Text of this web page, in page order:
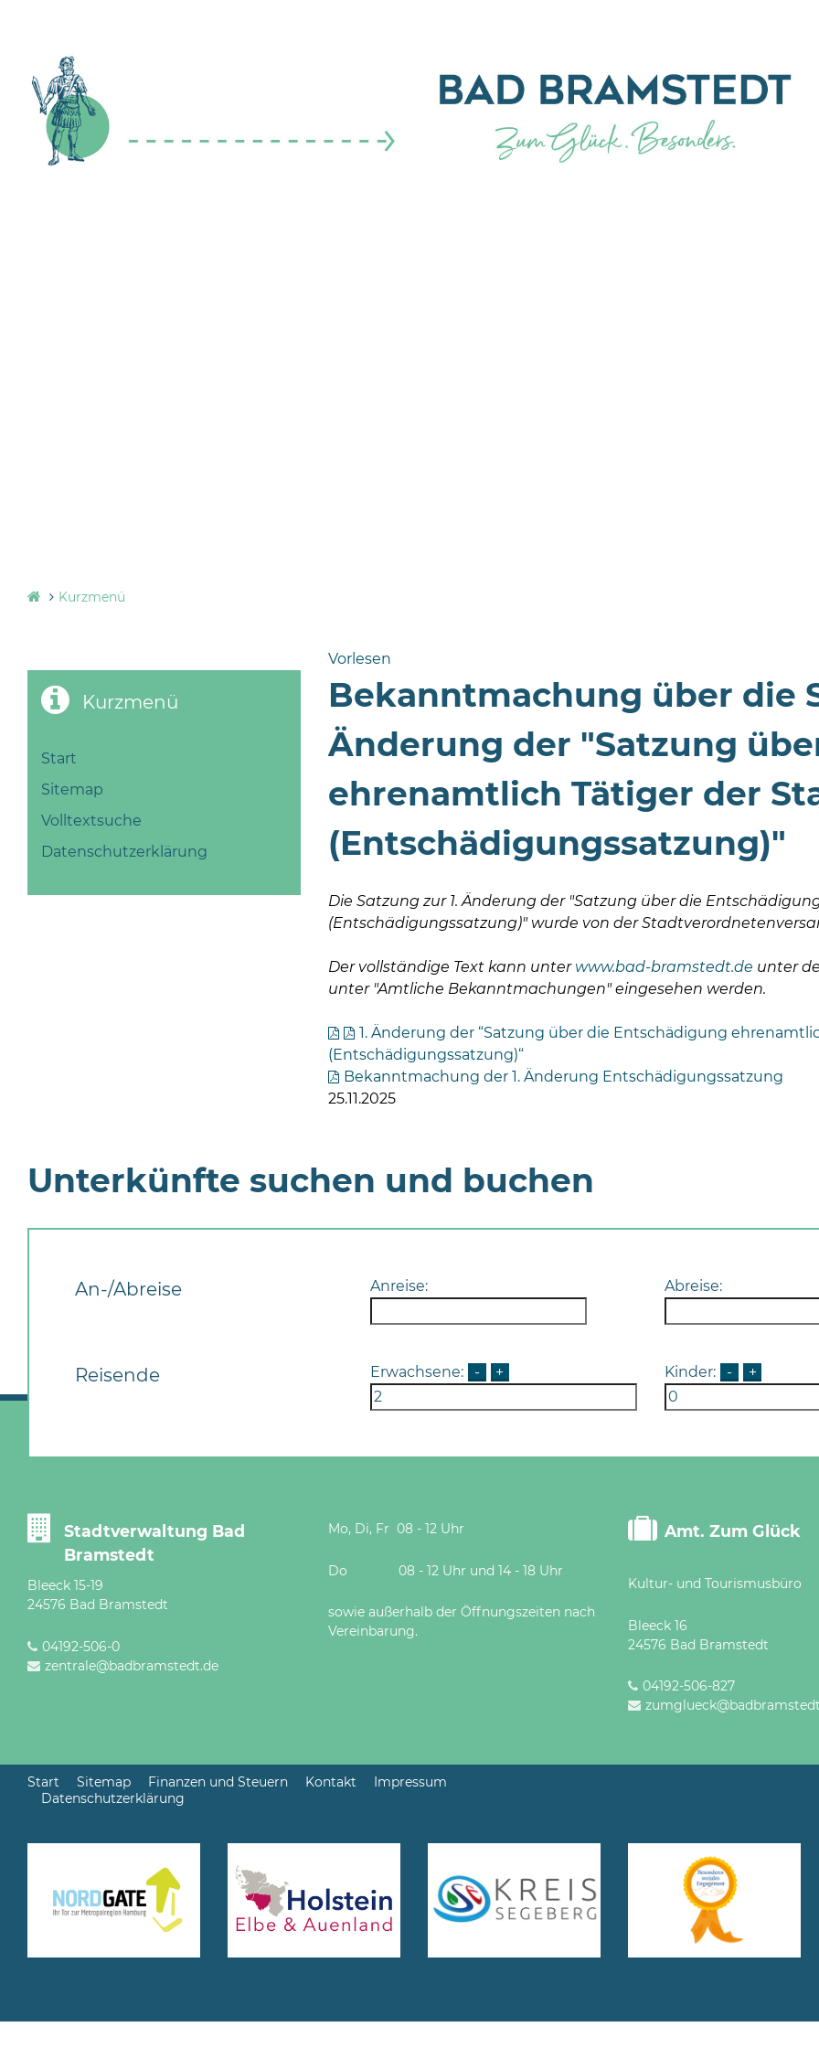
Kurzmenü
Vorlesen
Kurzmenü
Start
Sitemap
Volltextsuche
Datenschutzerklärung
Bekanntmachung über die
Änderung der "Satzung
ehrenamtlich Tätiger der
(Entschädigungssatzung)"
Die Satzung zur 1. Änderung der "Satzung über die
(Entschädigungssatzung)" wurde von der
Der vollständige Text kann unter www.bad-bramstedt.de unter
unter "Amtliche Bekanntmachungen" eingesehen werden.
1. Änderung der “Satzung über die Entschädigung
(Entschädigungssatzung)“
Bekanntmachung der 1. Änderung Entschädigungssatzung
25.11.2025
Unterkünfte suchen und buchen
An-/Abreise Anreise: Abreise:
Reisende Erwachsene: - + Kinder: - +
Stadtverwaltung Bad
Bramstedt
Bleeck 15-19
24576 Bad Bramstedt
04192-506-0
zentrale@badbramstedt.de
Mo, Di, Fr 08 - 12 Uhr
Do 08 - 12 Uhr und 14 - 18 Uhr
sowie außerhalb der Öffnungszeiten nach
Vereinbarung.
Amt. Zum Glück
Kultur- und Tourismusbüro
Bleeck 16
24576 Bad Bramstedt
04192-506-827
Start Sitemap Finanzen und Steuern Kontakt
Impressum
Datenschutzerklärung